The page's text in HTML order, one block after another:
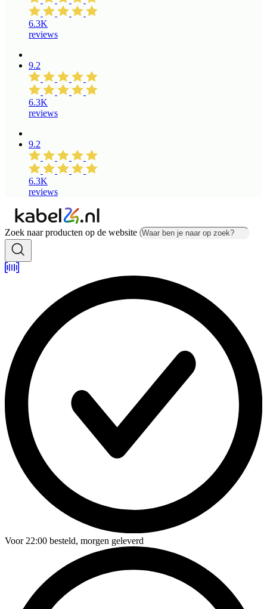
6.3K
reviews
9.2
6.3K
reviews
9.2
6.3K
reviews
Zoek naar producten op de website
Voor22:00 besteld, morgen geleverd